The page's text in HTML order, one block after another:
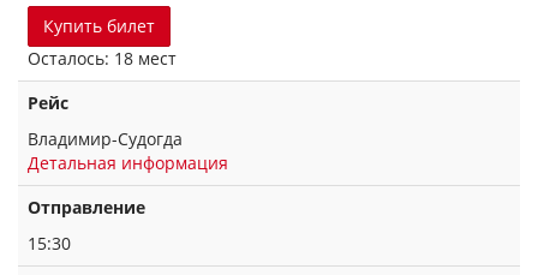
Купить билет
Осталось: 18 мест
Рейс
Владимир-Судогда
Детальная информация
Отправление
15:30